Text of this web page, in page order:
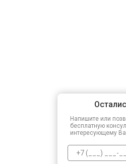
Напишите или
бесплатную
интересующему